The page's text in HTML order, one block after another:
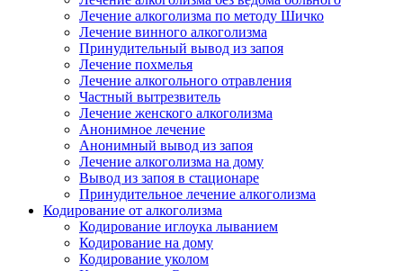
Лечение алкоголизма по методу Шичко
Лечение винного алкоголизма
Принудительный вывод из запоя
Лечение похмелья
Лечение алкогольного отравления
Частный вытрезвитель
Лечение женского алкоголизма
Анонимное лечение
Анонимный вывод из запоя
Лечение алкоголизма на дому
Вывод из запоя в стационаре
Принудительное лечение алкоголизма
Кодирование от алкоголизма
Кодирование иглоука лыванием
Кодирование на дому
Кодирование уколом